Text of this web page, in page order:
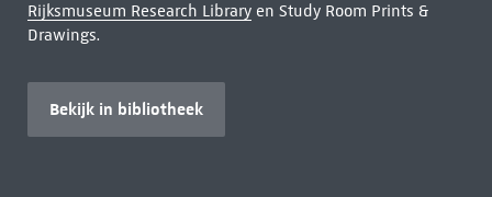
Rijksmuseum Research Libraryen Study Room Prints &
Drawings.
Bekijk in bibliotheek